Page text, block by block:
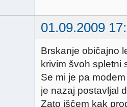
01.09.2009
Brskanje običajno
krivim švoh spletni
Se mi je pa
je nazaj postavljal
Zato iščem kak